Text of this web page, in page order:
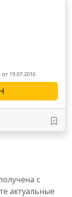
19.07.2016
с
актуальные